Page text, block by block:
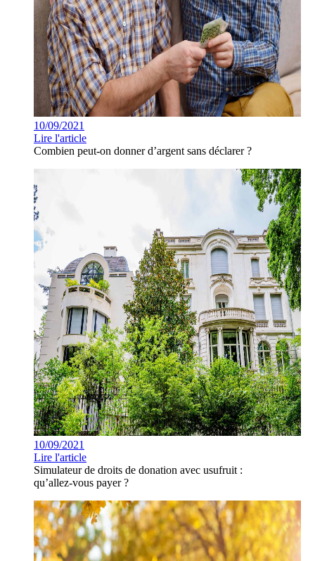
10/09/2021
Lire l'article
Combien peut-on donner d’argent sans déclarer ?
10/09/2021
Lire l'article
Simulateur de droits de donation avec usufruit :
qu’allez-vous payer ?